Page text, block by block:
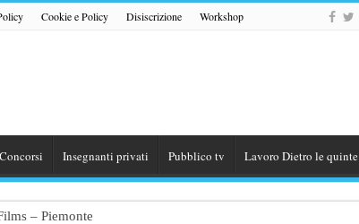
Cookie e Policy Disiscrizione Workshop
Concorsi Insegnanti privati Pubblico tv Lavoro Dietro le quinte
– Piemonte